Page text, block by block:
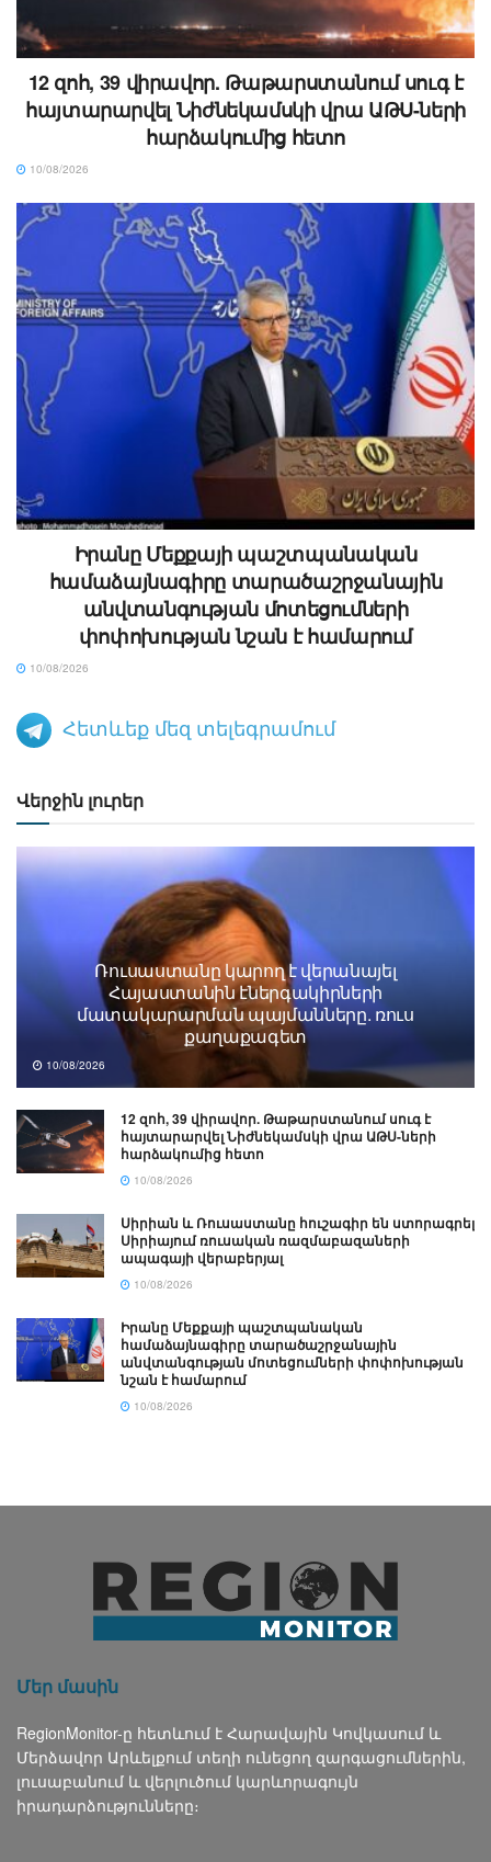
12 զոհ, 39 վիրավոր. Թաթարստանում սուգ է
հայտարարվել Նիժնեկամսկի վրա ԱԹՍ-ների
հարձակումից հետո
10/08/2026
Իրանը Մեքքայի պաշտպանական
համաձայնագիրը տարածաշրջանային
անվտանգության մոտեցումների
փոփոխության նշան է համարում
10/08/2026
Հետևեք մեզ տելեգրամում
Վերջին լուրեր
Ռուսաստանը կարող է վերանայել
Հայաստանին էներգակիրների
մատակարարման պայմանները. ռուս
քաղաքագետ
10/08/2026
12 զոհ, 39 վիրավոր. Թաթարստանում սուգ է
հայտարարվել Նիժնեկամսկի վրա ԱԹՍ-ների
հարձակումից հետո
10/08/2026
Սիրիան և Ռուսաստանը հուշագիր են ստորագրել
Սիրիայում ռուսական ռազմաբազաների
ապագայի վերաբերյալ
10/08/2026
Իրանը Մեքքայի պաշտպանական
համաձայնագիրը տարածաշրջանային
անվտանգության մոտեցումների փոփոխության
նշան է համարում
10/08/2026
Մեր մասին
RegionMonitor-ը հետևում է Հարավային Կովկասում և
Մերձավոր Արևելքում տեղի ունեցող զարգացումներին,
լուսաբանում և վերլուծում կարևորագույն
իրադարձությունները։